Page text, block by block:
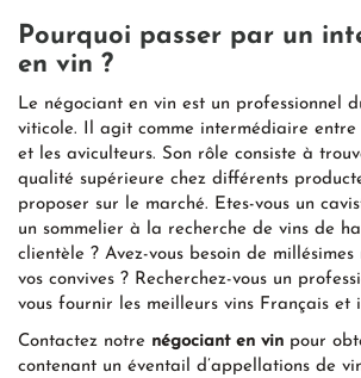
Pourquoi passer par un
en vin ?
Le négociant en vin est un professionnel
viticole. Il agit comme intermédiaire entre
et les aviculteurs. Son rôle consiste à
qualité supérieure chez différents
proposer sur le marché. Etes-vous un
un sommelier à la recherche de vins de
clientèle ? Avez-vous besoin de
vos convives ? Recherchez-vous un
vous fournir les meilleurs vins Français et
Contactez notre négociant en vin pour
contenant un éventail d’appellations de